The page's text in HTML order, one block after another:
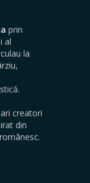
prin
al
la
creatori
din